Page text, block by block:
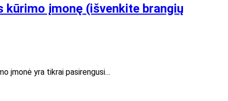
įmonę (išvenkite brangių
įmonė yra tikrai pasirengusi…